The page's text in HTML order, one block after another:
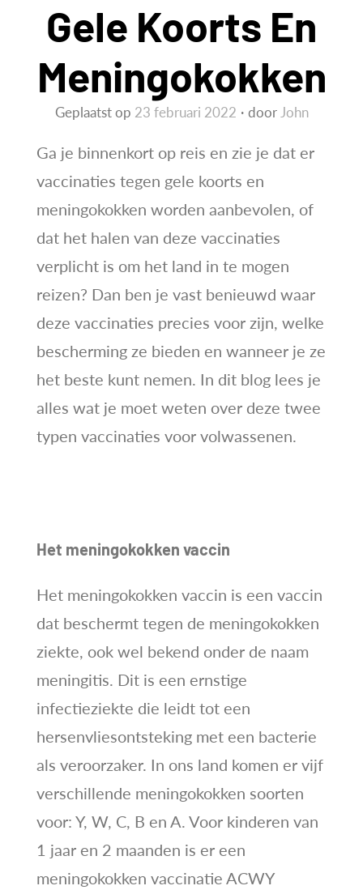
Gele Koorts En
Meningokokken
Geplaatst op 23 februari 2022 doorJohn
Ga je binnenkort op reis en zie je dat er
vaccinaties tegen gele koorts en
meningokokken worden aanbevolen, of
dat het halen van deze vaccinaties
verplicht is om het land in te mogen
reizen? Dan ben je vast benieuwd waar
deze vaccinaties precies voor zijn, welke
bescherming ze bieden en wanneer je ze
het beste kunt nemen. In dit blog lees je
alles wat je moet weten over deze twee
typen vaccinaties voor volwassenen.
Het meningokokken vaccin
Het meningokokken vaccin is een vaccin
dat beschermt tegen de meningokokken
ziekte, ook wel bekend onder de naam
meningitis. Dit is een ernstige
infectieziekte die leidt tot een
hersenvliesontsteking met een bacterie
als veroorzaker. In ons land komen er vijf
verschillende meningokokken soorten
voor: Y, W, C, B en A. Voor kinderen van
1 jaar en 2 maanden is er een
meningokokken vaccinatie ACWY